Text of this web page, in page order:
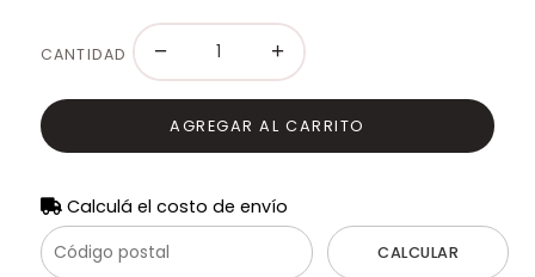
CANTIDAD − +
AGREGAR AL CARRITO
Calculá el costo de envío
CALCULAR